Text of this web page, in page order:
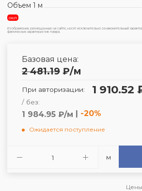
Объем 1 м
окл
Изображения, размещенные на сайте, носят исключительно ознакомительный
фактических характеристик товара.
Базовая цена:
2 481.19 ₽/м
При авторизации: 1 910.52
/ без:
1 984.95 ₽/м | -20%
Ожидается поступление
м